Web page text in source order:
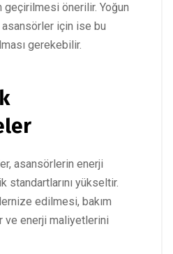
geçirilmesi önerilir. Yoğun
asansörler için ise bu
gerekebilir.
asansörlerin enerji
yükseltir.
edilmesi, bakım
ve enerji maliyetlerini